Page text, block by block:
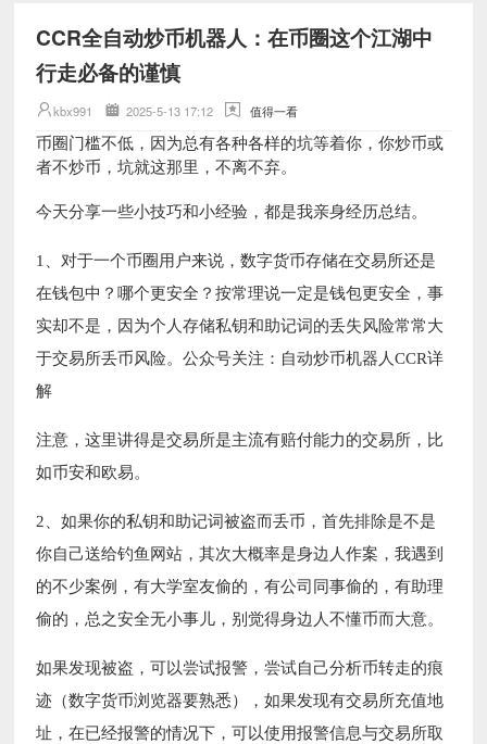
CCR全自动炒币机器人：在币圈这个江湖中
行走必备的谨慎
kbx991 2025-5-13 17:12
值得一看
币圈门槛不低，因为总有各种各样的坑等着你，你炒币或
者不炒币，坑就这那里，不离不弃。
今天分享一些小技巧和小经验，都是我亲身经历总结。
1、对于一个币圈用户来说，数字货币存储在交易所还是
在钱包中？哪个更安全？按常理说一定是钱包更安全，事
实却不是，因为个人存储私钥和助记词的丢失风险常常大
于交易所丢币风险。公众号关注：自动炒币机器人CCR详
解
注意，这里讲得是交易所是主流有赔付能力的交易所，比
如币安和欧易。
2、如果你的私钥和助记词被盗而丢币，首先排除是不是
你自己送给钓鱼网站，其次大概率是身边人作案，我遇到
的不少案例，有大学室友偷的，有公司同事偷的，有助理
偷的，总之安全无小事儿，别觉得身边人不懂币而大意。
如果发现被盗，可以尝试报警，尝试自己分析币转走的痕
迹（数字货币浏览器要熟悉），如果发现有交易所充值地
址，在已经报警的情况下，可以使用报警信息与交易所取